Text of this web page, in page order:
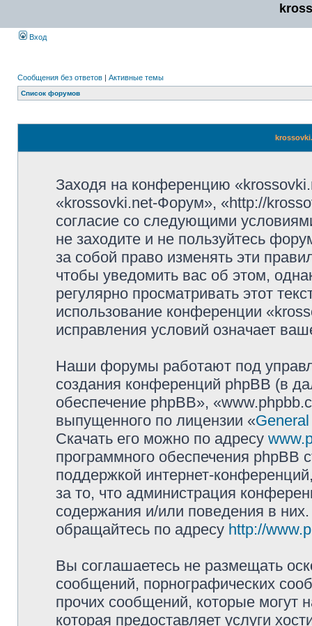
Вход
Сообщения без ответов | Активные темы
Список форумов
Заходя на конференцию
«krossovki.net-Форум», «http://
согласие со следующими
не заходите и не пользуйтесь
за собой право изменять эти
чтобы уведомить вас об этом,
регулярно просматривать этот
использование конференции
исправления условий означает
Наши форумы работают под
создания конференций phpBB (в
обеспечение phpBB»,
выпущенного по лицензии «
Скачать его можно по адресу
программного обеспечения phpBB
поддержкой интернет-
за то, что администрация
содержания и/или поведения в
обращайтесь по адресу http://
Вы соглашаетесь не размещать
сообщений, порнографических
прочих сообщений, которые могут
которая предоставляет услуги